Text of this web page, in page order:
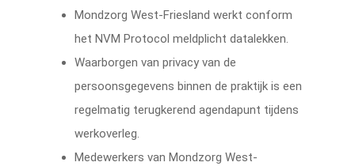
Mondzorg West-Friesland werkt conform
het NVM Protocol meldplicht datalekken.
Waarborgen van privacy van de
persoonsgegevens binnen de praktijk is een
regelmatig terugkerend agendapunt tijdens
werkoverleg.
Medewerkers van Mondzorg West-